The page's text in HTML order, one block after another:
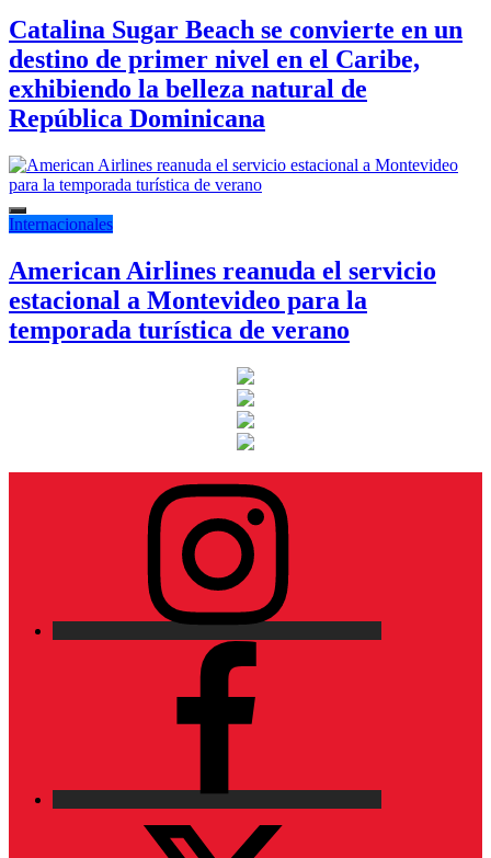
Catalina Sugar Beach se convierte en un
destino de primer nivel en el Caribe,
exhibiendo la belleza natural de
República Dominicana
Internacionales
American Airlines reanuda el servicio
estacional a Montevideo para la
temporada turística de verano